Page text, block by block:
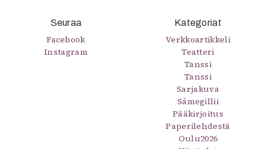
Seuraa
Facebook
Instagram
Kategoriat
Verkkoartikkeli
Teatteri
Tanssi
Tanssi
Sarjakuva
Sámegillii
Pääkirjoitus
Paperilehdestä
Oulu2026